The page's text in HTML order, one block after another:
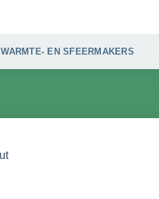
WARMTE- EN SFEERMAKERS